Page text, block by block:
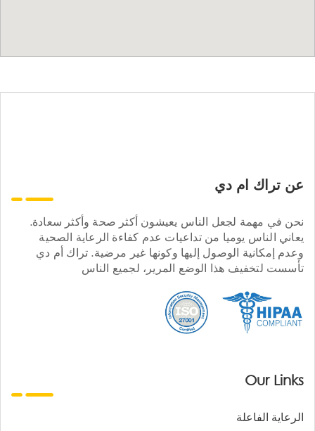
عن تراك ام دي
نحن في مهمة لجعل الناس يعيشون أكثر صحة وأكثر سعادة.
يعاني الناس يوميا من تداعيات عدم كفاءة الرعاية الصحية
وعدم إمكانية الوصول إليها وكونها غير مرضية. تراك أم دي
تأسست لتخفيف هذا الوضع المرير، لجميع الناس
Our Links
الرعاية الفاعلة